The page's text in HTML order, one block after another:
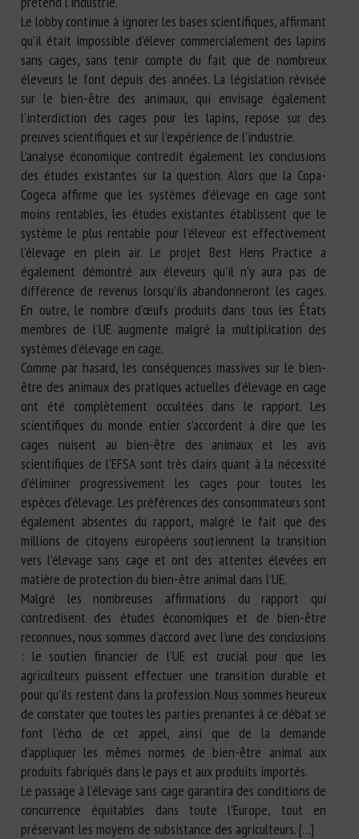
Le lobby continue à ignorer les bases scientifiques, affirmant
qu’il était impossible d’élever commercialement des lapins
sans cages, sans tenir compte du fait que de nombreux
éleveurs le font depuis des années. La législation révisée
sur le bien-être des animaux, qui envisage également
l’interdiction des cages pour les lapins, repose sur des
preuves scientifiques et sur l’expérience de l’industrie.
L’analyse économique contredit également les conclusions
des études existantes sur la question. Alors que la Copa-
Cogeca affirme que les systèmes d’élevage en cage sont
moins rentables, les études existantes établissent que le
système le plus rentable pour l’éleveur est effectivement
l’élevage en plein air. Le projet Best Hens Practice a
également démontré aux éleveurs qu’il n’y aura pas de
différence de revenus lorsqu’ils abandonneront les cages.
En outre, le nombre d’œufs produits dans tous les États
membres de l’UE augmente malgré la multiplication des
systèmes d’élevage en cage.
Comme par hasard, les conséquences massives sur le bien-
être des animaux des pratiques actuelles d’élevage en cage
ont été complètement occultées dans le rapport. Les
scientifiques du monde entier s’accordent à dire que les
cages nuisent au bien-être des animaux et les avis
scientifiques de l’EFSA sont très clairs quant à la nécessité
d’éliminer progressivement les cages pour toutes les
espèces d’élevage. Les préférences des consommateurs sont
également absentes du rapport, malgré le fait que des
millions de citoyens européens soutiennent la transition
vers l’élevage sans cage et ont des attentes élevées en
matière de protection du bien-être animal dans l’UE.
Malgré les nombreuses affirmations du rapport qui
contredisent des études économiques et de bien-être
reconnues, nous sommes d’accord avec l’une des conclusions
: le soutien financier de l’UE est crucial pour que les
agriculteurs puissent effectuer une transition durable et
pour qu’ils restent dans la profession. Nous sommes heureux
de constater que toutes les parties prenantes à ce débat se
font l’écho de cet appel, ainsi que de la demande
d’appliquer les mêmes normes de bien-être animal aux
produits fabriqués dans le pays et aux produits importés.
Le passage à l’élevage sans cage garantira des conditions de
concurrence équitables dans toute l’Europe, tout en
préservant les moyens de subsistance des agriculteurs. […]